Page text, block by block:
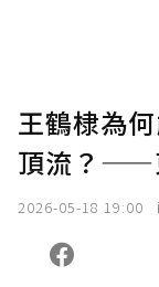
王鶴棣為
頂流？——
2026-05-18 19:00